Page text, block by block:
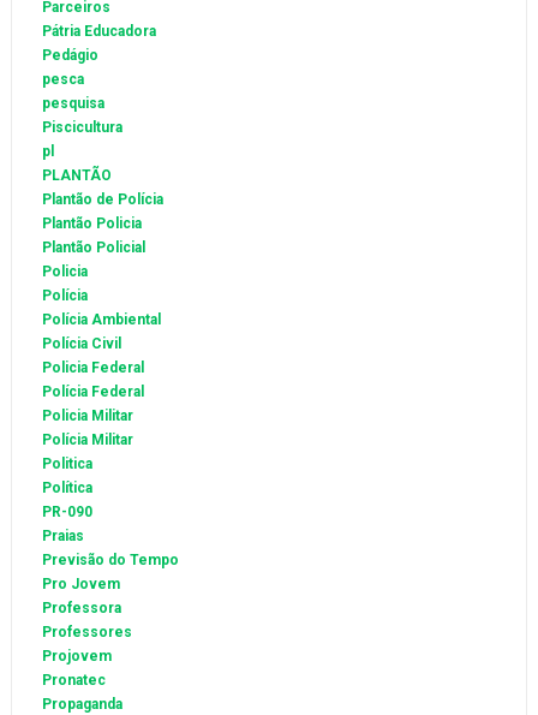
Parceiros
Pátria Educadora
Pedágio
pesca
pesquisa
Piscicultura
pl
PLANTÃO
Plantão de Polícia
Plantão Policia
Plantão Policial
Policia
Polícia
Polícia Ambiental
Polícia Civil
Policia Federal
Polícia Federal
Policia Militar
Polícia Militar
Politica
Política
PR-090
Praias
Previsão do Tempo
Pro Jovem
Professora
Professores
Projovem
Pronatec
Propaganda